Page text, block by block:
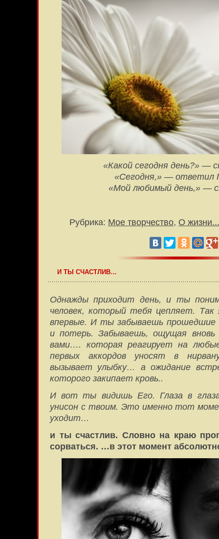
«Какой сегодня день?» —
«Сегодня,» — ответил
«Мой любимый день,» —
Рубрика: Мое творчество, О жизни...
И ТЫ СЧАСТЛИВ…
Однажды приходит день, и ты
человек, который тебя цепляет. Так
впервые. И ты забываешь прошедшие
и потерь. Забываешь, ощущая
вами…. которая реагирует на
первых аккордов уносят в
вызывает улыбку… а ожидание
которого закипает кровь..
И вот ты видишь Его. Глаза в
унисон с твоим. Это именно тот
уходит…
и ты счастлив. Словно на краю
сорваться. …в этот момент